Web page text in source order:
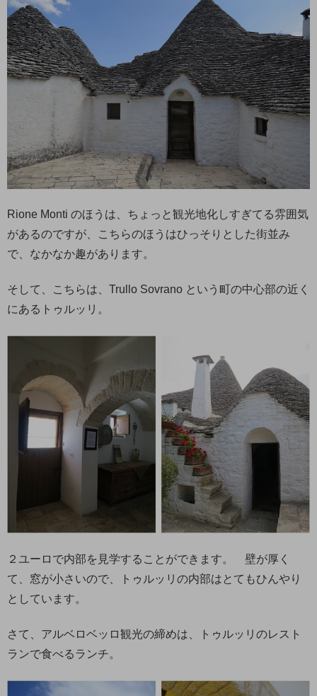
Rione Monti のほうは、ちょっと観光地化しすぎてる雰囲気
があるのですが、こちらのほうはひっそりとした街並み
で、なかなか趣があります。
そして、こちらは、Trullo Sovrano という町の中心部の近く
にあるトゥルッリ。
２ユーロで内部を見学することができます。 壁が厚く
て、窓が小さいので、トゥルッリの内部はとてもひんやり
としています。
さて、アルベロベッロ観光の締めは、トゥルッリのレスト
ランで食べるランチ。